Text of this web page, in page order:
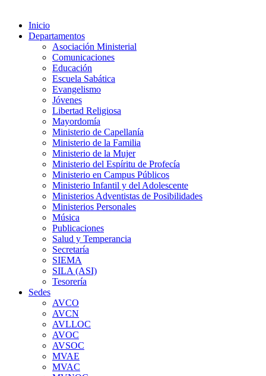
Inicio
Departamentos
Asociación Ministerial
Comunicaciones
Educación
Escuela Sabática
Evangelismo
Jóvenes
Libertad Religiosa
Mayordomía
Ministerio de Capellanía
Ministerio de la Familia
Ministerio de la Mujer
Ministerio del Espíritu de Profecía
Ministerio en Campus Públicos
Ministerio Infantil y del Adolescente
Ministerios Adventistas de Posibilidades
Ministerios Personales
Música
Publicaciones
Salud y Temperancia
Secretaría
SIEMA
SILA (ASI)
Tesorería
Sedes
AVCO
AVCN
AVLLOC
AVOC
AVSOC
MVAE
MVAC